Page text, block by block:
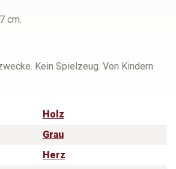
cm.
Kein Spielzeug. Von Kindern
Holz
Grau
Herz